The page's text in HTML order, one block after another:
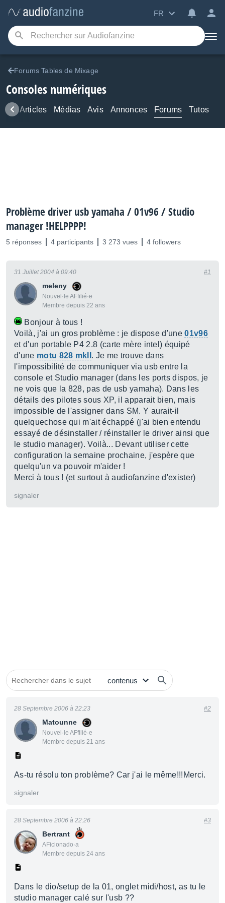
FR
Forums Tables de Mixage
Consoles numériques
Articles Médias Avis Annonces Forums Tutos
Problème driver usb yamaha / 01v96 / Studio
manager !HELPPPP!
5 réponses 4 participants 3 273 vues 4 followers
meleny
Nouvel·le AFfilié·e
Membre depuis 22 ans
31 Juillet 2004 à 09:40 #1
Bonjour à tous !
Voilà, j'ai un gros problème : je dispose d'une01v96
et d'un portable P4 2.8 (carte mère intel) équipé
d'une motu 828 mkII . Je me trouve dans
l'impossibilité de communiquer via usb entre la
console et Studio manager (dans les ports dispos, je
ne vois que la 828, pas de usb yamaha). Dans les
détails des pilotes sous XP, il apparait bien, mais
impossible de l'assigner dans SM. Y aurait-il
quelquechose qui m'ait échappé (j'ai bien entendu
essayé de désinstaller / réinstaller le driver ainsi que
le studio manager). Voilà... Devant utiliser cette
configuration la semaine prochaine, j'espère que
quelqu'un va pouvoir m'aider !
Merci à tous ! (et surtout à audiofanzine d'exister)
signaler
Matounne
Nouvel·le AFfilié·e
Membre depuis 21 ans
28 Septembre 2006 à 22:23 #2
As-tu résolu ton problème? Car j'ai le même!!!Merci.
signaler
Bertrant
AFicionado·a
Membre depuis 24 ans
28 Septembre 2006 à 22:26 #3
Dans le dio/setup de la 01, onglet midi/host, as tu le
studio manager calé sur l'usb ??